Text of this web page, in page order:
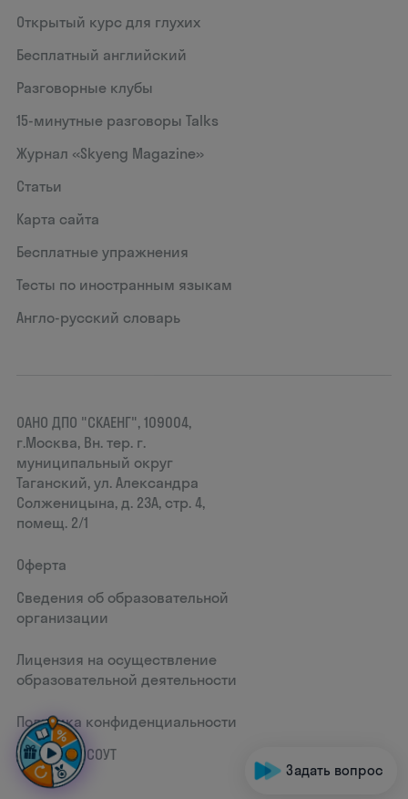
Открытый курс для глухих
Бесплатный английский
Разговорные клубы
15‑минутные разговоры Talks
Журнал «Skyeng Magazine»
Статьи
Карта сайта
Бесплатные упражнения
Тесты по иностранным языкам
Англо-русский словарь
ОАНО ДПО "СКАЕНГ", 109004,
г.Москва, Вн. тер. г.
муниципальный округ
Таганский, ул. Александра
Солженицына, д. 23А, стр. 4,
помещ. 2/1
Оферта
Сведения об образовательной
организации
Лицензия на осуществление
образовательной деятельности
Политика конфиденциальности
Документ СОУТ
Задать вопрос